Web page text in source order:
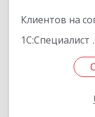
Клиентов на
1С:Специалист